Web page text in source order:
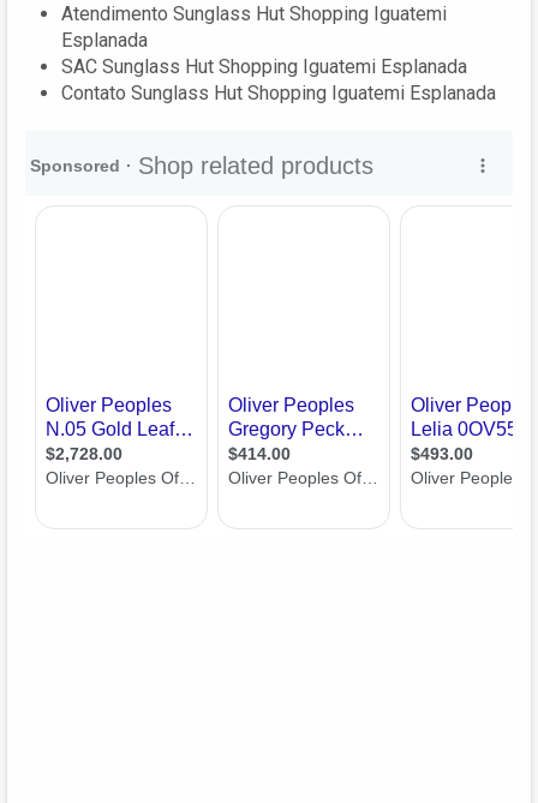
Atendimento Sunglass Hut Shopping Iguatemi
Esplanada
SAC Sunglass Hut Shopping Iguatemi Esplanada
Contato Sunglass Hut Shopping Iguatemi Esplanada